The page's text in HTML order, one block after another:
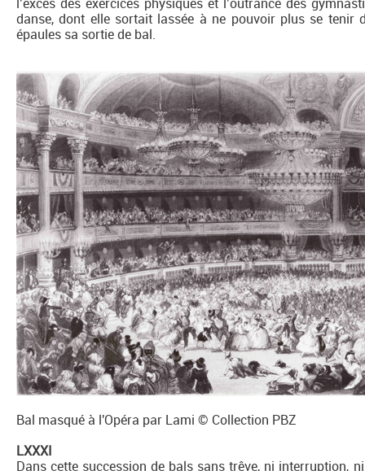
danse, dont elle sortait lassée à ne pouvoir plus se tenir
épaules sa sortie de bal.
Bal masqué à l'Opéra par Lami © Collection PBZ
LXXXI
Dans cette succession de bals sans trêve, ni interruption,